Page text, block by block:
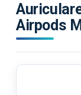
Airpods